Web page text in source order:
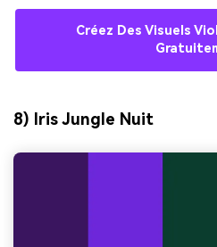
Créez Des Visuels
8) Iris Jungle Nuit